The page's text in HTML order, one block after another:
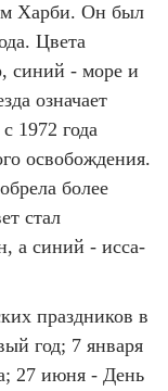
Харби. Он был
Цвета
синий - море и
означает
1972 года
освобождения.
более
стал
а синий - исса-
праздников в
год; 7 января
27 июня - День